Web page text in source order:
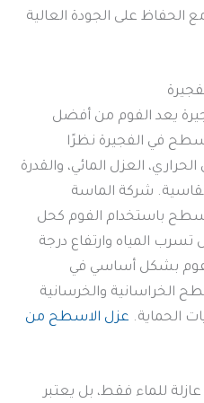
على الجودة العالية
يعد الفوم من أفضل
في الفجيرة نظرًا
العزل المائي، والقدرة
شركة الماسة
باستخدام الفوم كحل
المياه وارتفاع درجة
بشكل أساسي في
والخرسانية
الحماية. عزل الاسطح من
للماء فقط، بل يعتبر